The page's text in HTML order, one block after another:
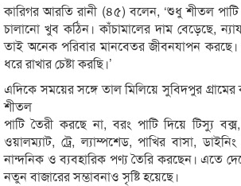
কারিগর আরতি রানী (৪৫) বলেন, ‘শুধু শীতল
চালানো খুব কঠিন। কাঁচামালের দাম বেড়েছে,
তাই অনেক পরিবার মানবেতর জীবনযাপন
ধরে রাখার চেষ্টা করছি।’
এদিকে সময়ের সঙ্গে তাল মিলিয়ে সুবিদপুর গ্রামের
শীতল
পাটি তৈরী করছে না, বরং পাটি দিয়ে টিস্যু
ওয়ালম্যাট, ট্রে, ল্যাম্পশেড, পাখির বাসা,
নান্দনিক ও ব্যবহারিক পণ্য তৈরি করছেন। এতে
নতুন বাজারের সম্ভাবনাও সৃষ্টি হয়েছে।